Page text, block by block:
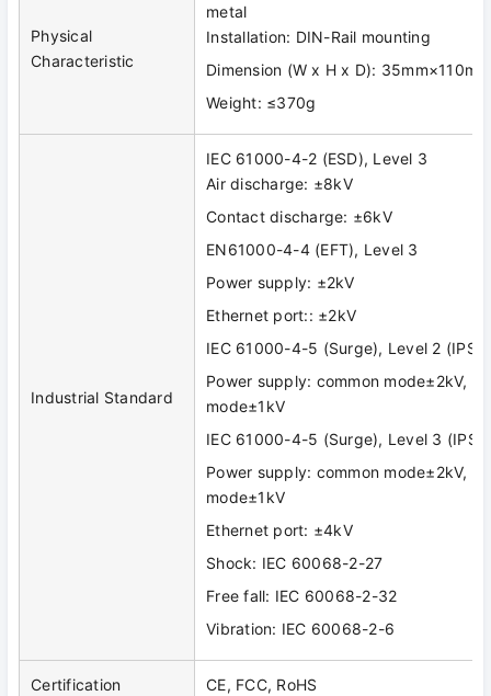
Physical
Characteristic
metal
Installation: DIN-Rail mounting
Dimension (W x H x D):
Weight: ≤370g
Industrial Standard
IEC 61000-4-2 (ESD), Level 3
Air discharge: ±8kV
Contact discharge: ±6kV
EN61000-4-4 (EFT), Level 3
Power supply: ±2kV
Ethernet port:: ±2kV
IEC 61000-4-5 (Surge), Level 2
Power supply: common mode±2kV,
mode±1kV
IEC 61000-4-5 (Surge), Level 3
Power supply: common mode±2kV,
mode±1kV
Ethernet port: ±4kV
Shock: IEC 60068-2-27
Free fall: IEC 60068-2-32
Vibration: IEC 60068-2-6
Certification CE, FCC, RoHS